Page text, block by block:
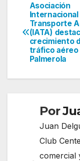
de
Asociación
Internacional
Transporte
(IATA)
crecimiento
tráfico aéreo
Palmerola
Por
Juan
Club
comercial